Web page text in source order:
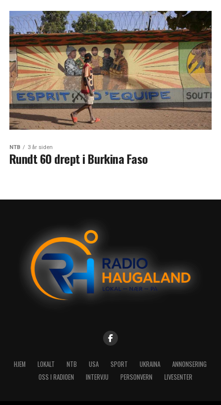
NTB 3 år siden
Rundt 60 drept i Burkina Faso
HJEM LOKALT NTB USA SPORT UKRAINA
ANNONSERING
OSS I RADIOEN
INTERVJU PERSONVERN LIVESENTER